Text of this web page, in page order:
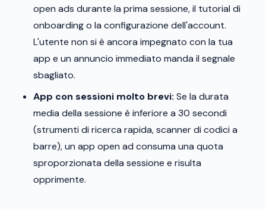
open ads durante la prima sessione, il tutorial di
onboarding o la configurazione dell'account.
L'utente non si è ancora impegnato con la tua
app e un annuncio immediato manda il segnale
sbagliato.
App con sessioni molto brevi: Se la durata
media della sessione è inferiore a 30 secondi
(strumenti di ricerca rapida, scanner di codici a
barre), un app open ad consuma una quota
sproporzionata della sessione e risulta
opprimente.